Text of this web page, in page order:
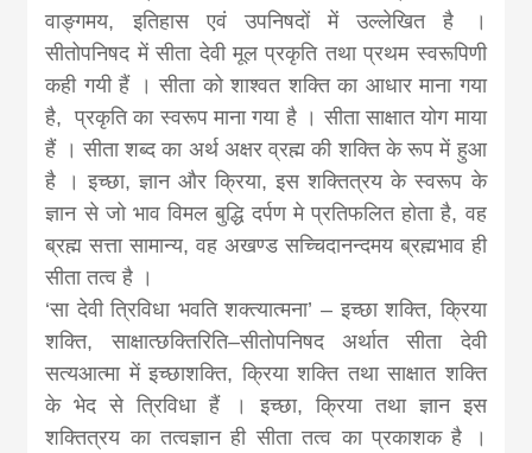
news,
khabar
वाङ्गमय, इतिहास एवं उपनिषदों में उल्लेखित है ।
सीतोपनिषद में सीता देवी मूल प्रकृति तथा प्रथम स्वरूपिणी
कही गयी हैं । सीता को शाश्वत शक्ति का आधार माना गया
है, प्रकृति का स्वरूप माना गया है । सीता साक्षात योग माया
हैं । सीता शब्द का अर्थ अक्षर व्रह्म की शक्ति के रूप में हुआ
है । इच्छा, ज्ञान और क्रिया, इस शक्तित्रय के स्वरूप के
ज्ञान से जो भाव विमल बुद्धि दर्पण मे प्रतिफलित होता है, वह
ब्रह्म सत्ता सामान्य, वह अखण्ड सच्चिदानन्दमय ब्रह्मभाव ही
सीता तत्व है ।
‘सा देवी त्रिविधा भवति शक्त्यात्मना’ – इच्छा शक्ति, क्रिया
शक्ति, साक्षात्छक्तिरिति–सीतोपनिषद अर्थात सीता देवी
सत्यआत्मा में इच्छाशक्ति, क्रिया शक्ति तथा साक्षात शक्ति
के भेद से त्रिविधा हैं । इच्छा, क्रिया तथा ज्ञान इस
शक्तित्रय का तत्वज्ञान ही सीता तत्व का प्रकाशक है ।